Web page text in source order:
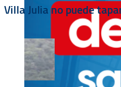
Villa Julia no puede